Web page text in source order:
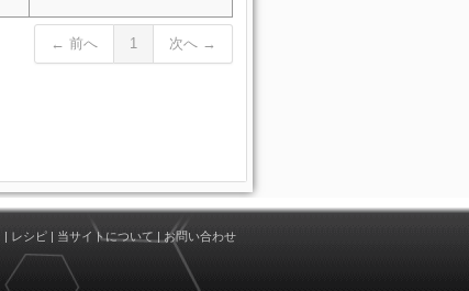
← 前へ 1 次へ →
| レシピ | 当サイトについて | お問い合わせ